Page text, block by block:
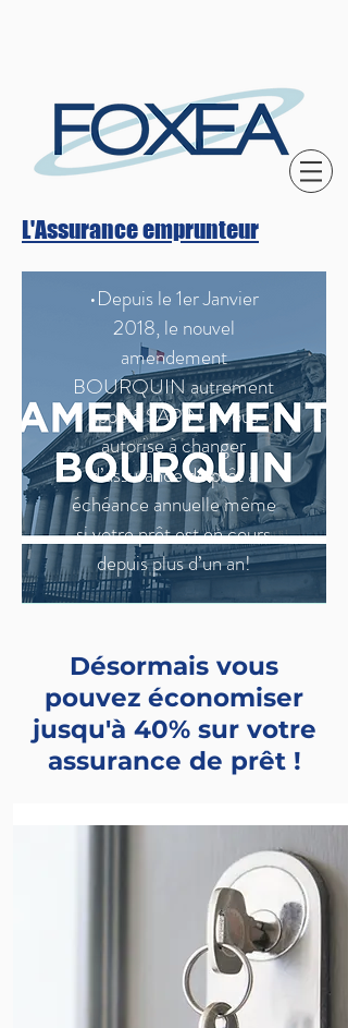
L'Assurance emprunteur
•Depuis le 1er Janvier
2018, le nouvel
amendement
BOURQUIN autrement
appelé SAPIN II vous
autorise à changer
d’assurance de prêt à
échéance annuelle même
si votre prêt est en cours
depuis plus d’un an!
Désormais vous
pouvez économiser
jusqu'à 40% sur votre
assurance de prêt !